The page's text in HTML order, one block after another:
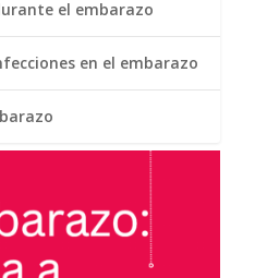
el embarazo
en el embarazo